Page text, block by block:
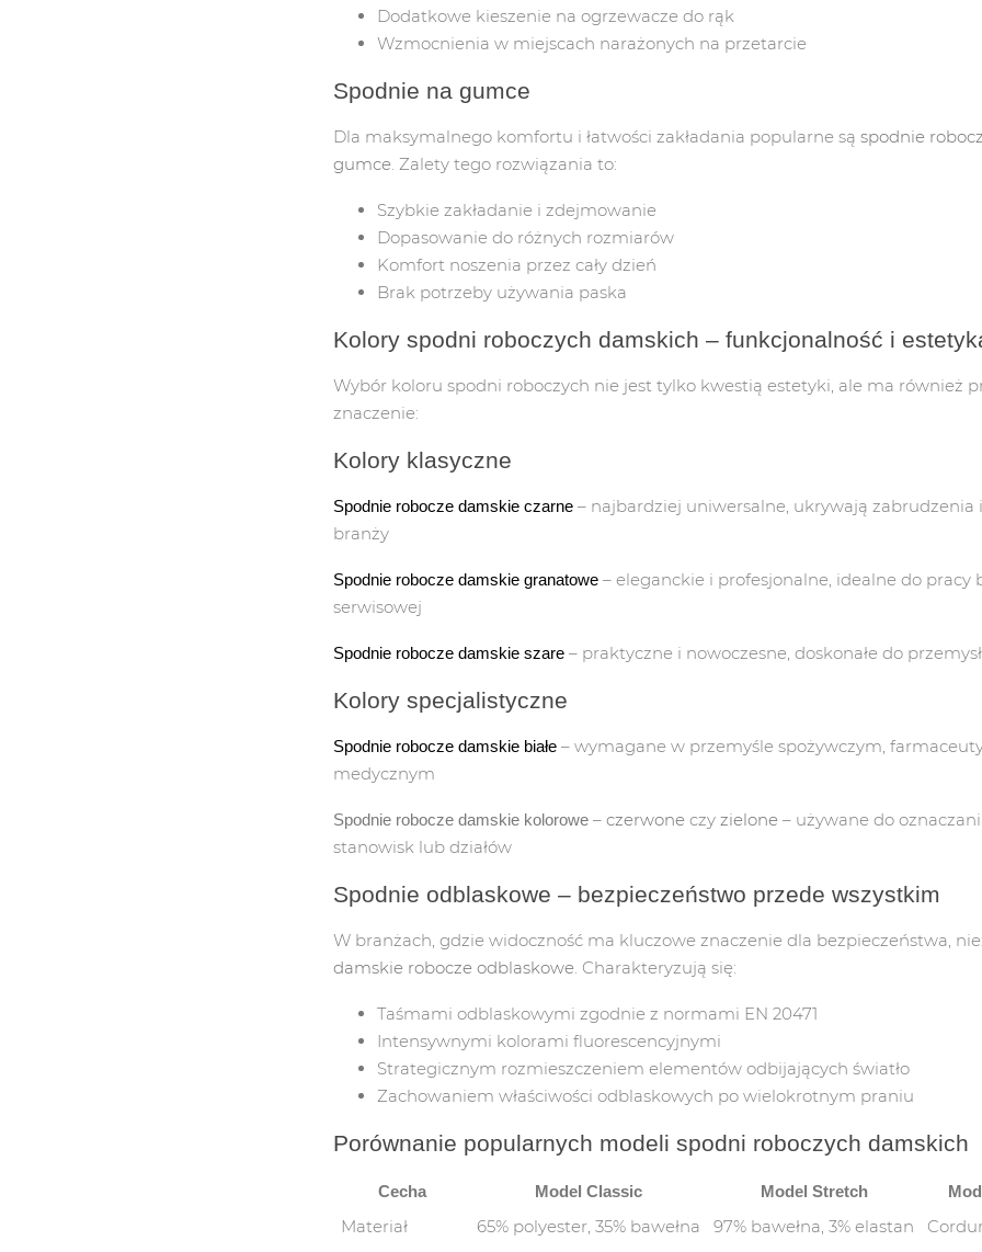
KOSZE NA ŚMIECI
CHEMIA GOSPODARCZA
PREPARATY WIELOFUNKCYJNE
TABLICE
TABLICE INFORMACYJNE
INSTRUKCJE LIZAK DLA SŁUŻB DROGOWYCH ZNAKI
ZNAKI DLA
ZNAKI
ZAKAZ
ZNAKI
Dodatkowe kieszenie na ogrzewacze do rąk
Wzmocnienia w miejscach narażonych na przetarcie
Spodnie na gumce
Dla maksymalnego komfortu i łatwości zakładania popularne są spodnie
gumce. Zalety tego rozwiązania to:
Szybkie zakładanie i zdejmowanie
Dopasowanie do różnych rozmiarów
Komfort noszenia przez cały dzień
Brak potrzeby używania paska
Kolory spodni roboczych damskich – funkcjonalność i
Wybór koloru spodni roboczych nie jest tylko kwestią estetyki, ale ma również
znaczenie:
Kolory klasyczne
Spodnie robocze damskie czarne – najbardziej uniwersalne, ukrywają zabrudzenia
branży
Spodnie robocze damskie granatowe – eleganckie i profesjonalne, idealne do pracy
serwisowej
Spodnie robocze damskie szare – praktyczne i nowoczesne, doskonałe do
Kolory specjalistyczne
Spodnie robocze damskie białe – wymagane w przemyśle spożywczym,
medycznym
Spodnie robocze damskie kolorowe – czerwone czy zielone – używane do
stanowisk lub działów
Spodnie odblaskowe – bezpieczeństwo przede wszystkim
W branżach, gdzie widoczność ma kluczowe znaczenie dla bezpieczeństwa,
damskie robocze odblaskowe. Charakteryzują się:
Taśmami odblaskowymi zgodnie z normami EN 20471
Intensywnymi kolorami fluorescencyjnymi
Strategicznym rozmieszczeniem elementów odbijających światło
Zachowaniem właściwości odblaskowych po wielokrotnym praniu
Porównanie popularnych modeli spodni roboczych damskich
Cecha Model Classic Model Stretch
Materiał 65% polyester, 35% bawełna 97% bawełna, 3% elastan